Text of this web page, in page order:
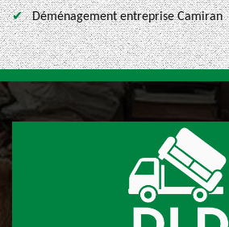
Déménagement entreprise Camiran